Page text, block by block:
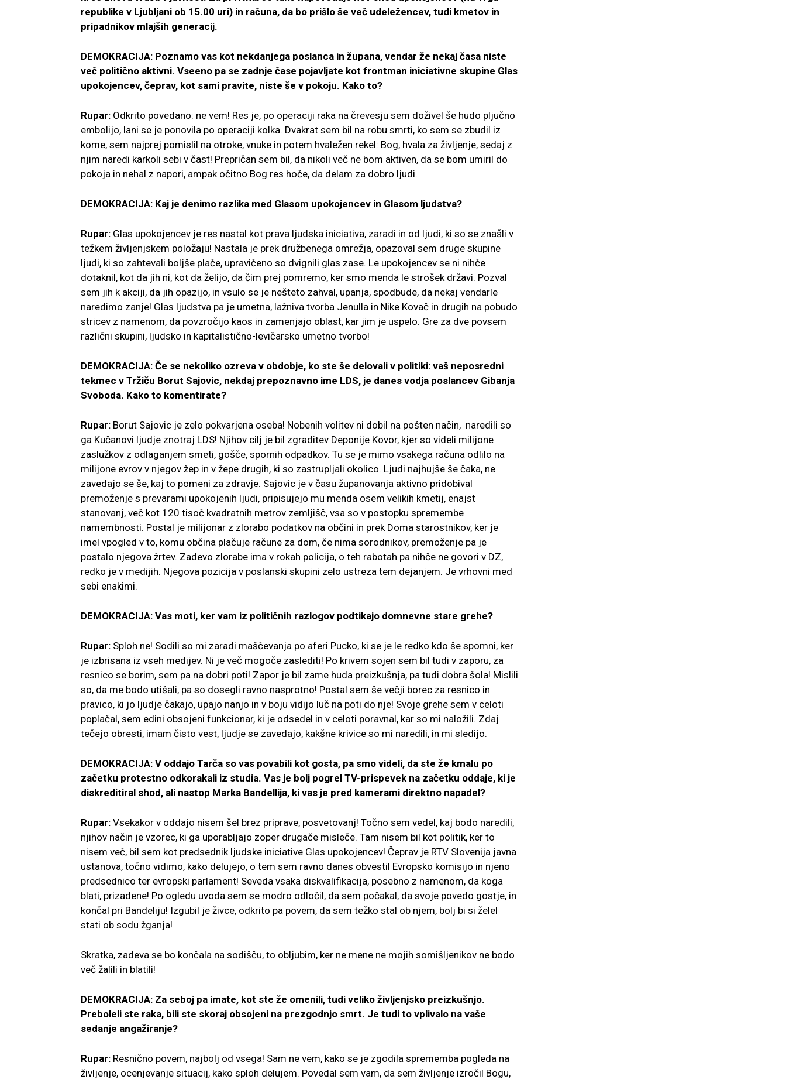
republike v Ljubljani ob 15.00 uri) in računa, da bo prišlo še več udeležencev, tudi kmetov in
pripadnikov mlajših generacij.
DEMOKRACIJA: Poznamo vas kot nekdanjega poslanca in župana, vendar že nekaj časa niste
več politično aktivni. Vseeno pa se zadnje čase pojavljate kot frontman iniciativne skupine Glas
upokojencev, čeprav, kot sami pravite, niste še v pokoju. Kako to?
Rupar: Odkrito povedano: ne vem! Res je, po operaciji raka na črevesju sem doživel še hudo pljučno
embolijo, lani se je ponovila po operaciji kolka. Dvakrat sem bil na robu smrti, ko sem se zbudil iz
kome, sem najprej pomislil na otroke, vnuke in potem hvaležen rekel: Bog, hvala za življenje, sedaj z
njim naredi karkoli sebi v čast! Prepričan sem bil, da nikoli več ne bom aktiven, da se bom umiril do
pokoja in nehal z napori, ampak očitno Bog res hoče, da delam za dobro ljudi.
DEMOKRACIJA: Kaj je denimo razlika med Glasom upokojencev in Glasom ljudstva?
Rupar: Glas upokojencev je res nastal kot prava ljudska iniciativa, zaradi in od ljudi, ki so se znašli v
težkem življenjskem položaju! Nastala je prek družbenega omrežja, opazoval sem druge skupine
ljudi, ki so zahtevali boljše plače, upravičeno so dvignili glas zase. Le upokojencev se ni nihče
dotaknil, kot da jih ni, kot da želijo, da čim prej pomremo, ker smo menda le strošek državi. Pozval
sem jih k akciji, da jih opazijo, in vsulo se je nešteto zahval, upanja, spodbude, da nekaj vendarle
naredimo zanje! Glas ljudstva pa je umetna, lažniva tvorba Jenulla in Nike Kovač in drugih na pobudo
stricev z namenom, da povzročijo kaos in zamenjajo oblast, kar jim je uspelo. Gre za dve povsem
različni skupini, ljudsko in kapitalistično-levičarsko umetno tvorbo!
DEMOKRACIJA: Če se nekoliko ozreva v obdobje, ko ste še delovali v politiki: vaš neposredni
tekmec v Tržiču Borut Sajovic, nekdaj prepoznavno ime LDS, je danes vodja poslancev Gibanja
Svoboda. Kako to komentirate?
Rupar: Borut Sajovic je zelo pokvarjena oseba! Nobenih volitev ni dobil na pošten način, naredili so
ga Kučanovi ljudje znotraj LDS! Njihov cilj je bil zgraditev Deponije Kovor, kjer so videli milijone
zaslužkov z odlaganjem smeti, gošče, spornih odpadkov. Tu se je mimo vsakega računa odlilo na
milijone evrov v njegov žep in v žepe drugih, ki so zastrupljali okolico. Ljudi najhujše še čaka, ne
zavedajo se še, kaj to pomeni za zdravje. Sajovic je v času županovanja aktivno pridobival
premoženje s prevarami upokojenih ljudi, pripisujejo mu menda osem velikih kmetij, enajst
stanovanj, več kot 120 tisoč kvadratnih metrov zemljišč, vsa so v postopku spremembe
namembnosti. Postal je milijonar z zlorabo podatkov na občini in prek Doma starostnikov, ker je
imel vpogled v to, komu občina plačuje račune za dom, če nima sorodnikov, premoženje pa je
postalo njegova žrtev. Zadevo zlorabe ima v rokah policija, o teh rabotah pa nihče ne govori v DZ,
redko je v medijih. Njegova pozicija v poslanski skupini zelo ustreza tem dejanjem. Je vrhovni med
sebi enakimi.
DEMOKRACIJA: Vas moti, ker vam iz političnih razlogov podtikajo domnevne stare grehe?
Rupar: Sploh ne! Sodili so mi zaradi maščevanja po aferi Pucko, ki se je le redko kdo še spomni, ker
je izbrisana iz vseh medijev. Ni je več mogoče zaslediti! Po krivem sojen sem bil tudi v zaporu, za
resnico se borim, sem pa na dobri poti! Zapor je bil zame huda preizkušnja, pa tudi dobra šola! Mislili
so, da me bodo utišali, pa so dosegli ravno nasprotno! Postal sem še večji borec za resnico in
pravico, ki jo ljudje čakajo, upajo nanjo in v boju vidijo luč na poti do nje! Svoje grehe sem v celoti
poplačal, sem edini obsojeni funkcionar, ki je odsedel in v celoti poravnal, kar so mi naložili. Zdaj
tečejo obresti, imam čisto vest, ljudje se zavedajo, kakšne krivice so mi naredili, in mi sledijo.
DEMOKRACIJA: V oddajo Tarča so vas povabili kot gosta, pa smo videli, da ste že kmalu po
začetku protestno odkorakali iz studia. Vas je bolj pogrel TV-prispevek na začetku oddaje, ki je
diskreditiral shod, ali nastop Marka Bandellija, ki vas je pred kamerami direktno napadel?
Rupar: Vsekakor v oddajo nisem šel brez priprave, posvetovanj! Točno sem vedel, kaj bodo naredili,
njihov način je vzorec, ki ga uporabljajo zoper drugače misleče. Tam nisem bil kot politik, ker to
nisem več, bil sem kot predsednik ljudske iniciative Glas upokojencev! Čeprav je RTV Slovenija javna
ustanova, točno vidimo, kako delujejo, o tem sem ravno danes obvestil Evropsko komisijo in njeno
predsednico ter evropski parlament! Seveda vsaka diskvalifikacija, posebno z namenom, da koga
blati, prizadene! Po ogledu uvoda sem se modro odločil, da sem počakal, da svoje povedo gostje, in
končal pri Bandeliju! Izgubil je živce, odkrito pa povem, da sem težko stal ob njem, bolj bi si želel
stati ob sodu žganja!
Skratka, zadeva se bo končala na sodišču, to obljubim, ker ne mene ne mojih somišljenikov ne bodo
več žalili in blatili!
DEMOKRACIJA: Za seboj pa imate, kot ste že omenili, tudi veliko življenjsko preizkušnjo.
Preboleli ste raka, bili ste skoraj obsojeni na prezgodnjo smrt. Je tudi to vplivalo na vaše
sedanje angažiranje?
Rupar: Resnično povem, najbolj od vsega! Sam ne vem, kako se je zgodila sprememba pogleda na
življenje, ocenjevanje situacij, kako sploh delujem. Povedal sem vam, da sem življenje izročil Bogu,